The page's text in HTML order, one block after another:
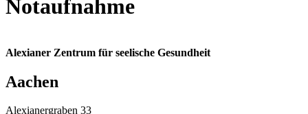
Notaufnahme
Alexianer Zentrum für seelische Gesundheit
Aachen
Alexianergraben 33